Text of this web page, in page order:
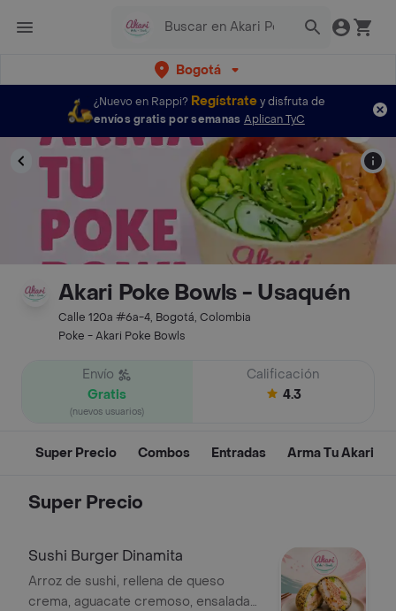
Bogotá
¿Nuevo en Rappi? Regístratey disfruta de
envíos gratis por semanas Aplican TyC
Akari Poke Bowls - Usaquén
Calle 120a #6a-4, Bogotá, Colombia
Poke - Akari Poke Bowls
Envío
Gratis
(nuevos usuarios)
Calificación
4.3
Super Precio Combos Entradas Arma Tu Akari
Super Precio
Sushi Burger Dinamita
Arroz de sushi, rellena de queso
crema, aguacate cremoso, ensalada